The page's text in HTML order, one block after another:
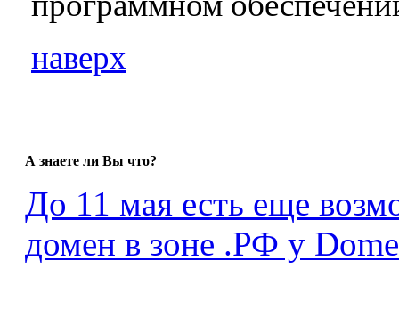
наверх
А знаете ли Вы что?
До 11 мая есть еще
домен в зоне .РФ у